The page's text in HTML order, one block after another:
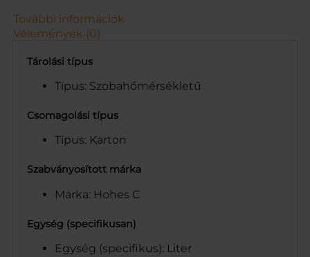
0
%
1
e
n
é
További információk
Vélemények (0)
Tárolási típus
Típus: Szobahőmérsékletű
Csomagolási típus
Típus: Karton
Szabványosított márka
Márka: Hohes C
Egység (specifikusan)
Egység (specifikus): Liter